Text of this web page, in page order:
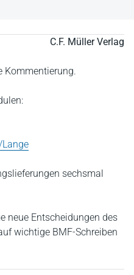
C.F. Müller Verlag
Kommentierung.
sechsmal
neue Entscheidungen des
wichtige BMF-Schreiben